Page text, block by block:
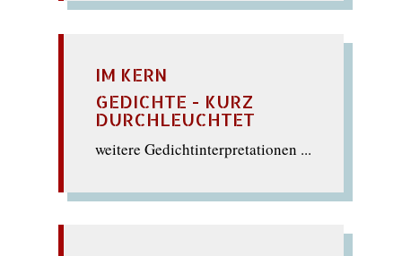
IM KERN
GEDICHTE - KURZ
DURCHLEUCHTET
weitere Gedichtinterpretationen ...